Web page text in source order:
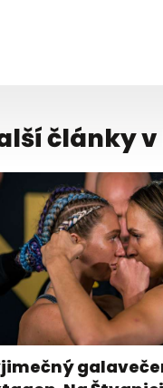
články